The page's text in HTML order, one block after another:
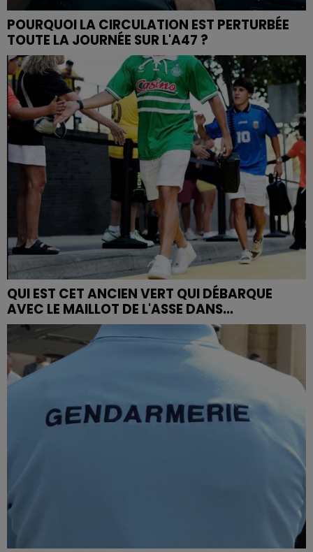
POURQUOI LA CIRCULATION EST PERTURBÉE
TOUTE LA JOURNÉE SUR L'A47 ?
QUI EST CET ANCIEN VERT QUI DÉBARQUE
AVEC LE MAILLOT DE L'ASSE DANS...